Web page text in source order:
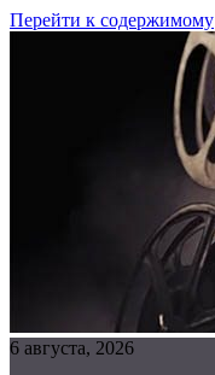
Перейти к содержимому
6 августа, 2026